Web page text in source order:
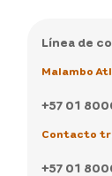
Línea de
Malambo
+57 01
Contacto
+57 01